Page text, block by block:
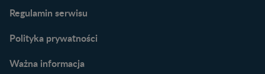
praktyczne wskazówki
Regulamin serwisu
Polityka prywatności
Ważna informacja